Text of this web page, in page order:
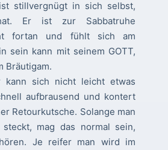
stillvergnügt in sich selbst,
Er ist zur Sabbatruhe
fortan und fühlt sich am
sein kann mit seinem GOTT,
Bräutigam.
kann sich nicht leicht etwas
aufbrausend und kontert
Retourkutsche. Solange man
mag das normal sein,
Je reifer man wird im